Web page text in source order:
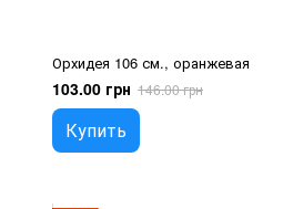
Орхидея 106 см., оранжевая
103.00 грн 146.00 грн
Купить